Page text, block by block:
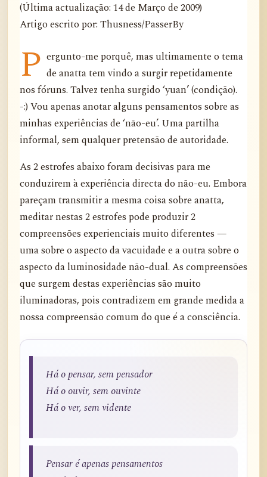
(Última actualização: 14 de Março de 2009)
Artigo escrito por: Thusness/PasserBy
P ergunto-me porquê, mas ultimamente o tema
de anatta tem vindo a surgir repetidamente
nos fóruns. Talvez tenha surgido ‘yuan’ (condição).
-:) Vou apenas anotar alguns pensamentos sobre as
minhas experiências de ‘não-eu’. Uma partilha
informal, sem qualquer pretensão de autoridade.
As 2 estrofes abaixo foram decisivas para me
conduzirem à experiência directa do não-eu. Embora
pareçam transmitir a mesma coisa sobre anatta,
meditar nestas 2 estrofes pode produzir 2
compreensões experienciais muito diferentes —
uma sobre o aspecto da vacuidade e a outra sobre o
aspecto da luminosidade não-dual. As compreensões
que surgem destas experiências são muito
iluminadoras, pois contradizem em grande medida a
nossa compreensão comum do que é a consciência.
Há o pensar, sem pensador
Há o ouvir, sem ouvinte
Há o ver, sem vidente
Pensar é apenas pensamentos